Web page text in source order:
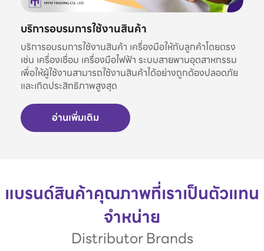
บริการอบรมการใช้งานสินค้า
บริการอบรมการใช้งานสินค้า เครื่องมือให้กับลูกค้าโดยตรง
เช่น เครื่องเชื่อม เครื่องมือไฟฟ้า ระบบสายพานอุตสาหกรรม
เพื่อให้ผู้ใช้งานสามารถใช้งานสินค้าได้อย่างถูกต้องปลอดภัย
และเกิดประสิทธิภาพสูงสุด
อ่านเพิ่มเติม
แบรนด์สินค้าคุณภาพที่เราเป็นตัวแทน
จำหน่าย
Distributor Brands